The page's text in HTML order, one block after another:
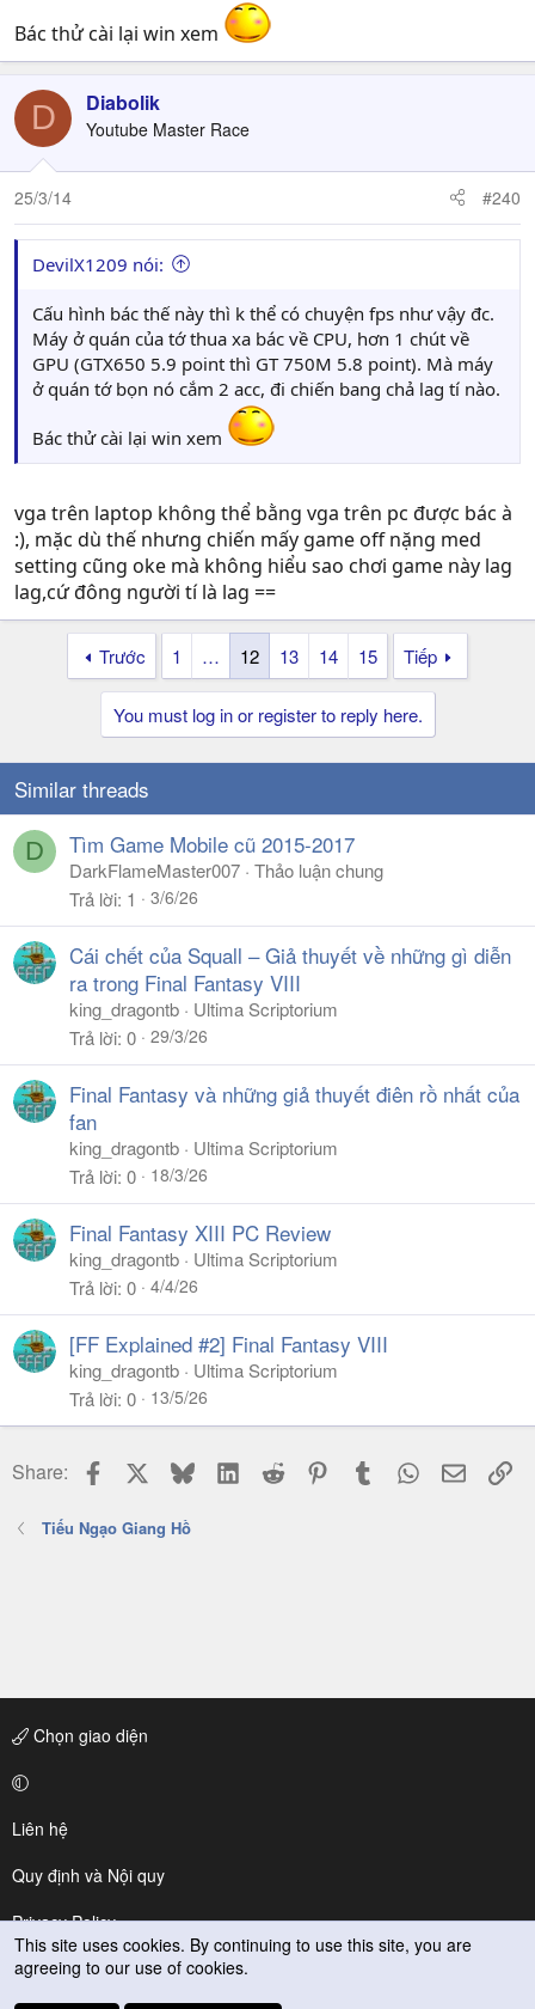
Bác thử cài lại win xem
D Diabolik
Youtube Master Race
25/3/14 #240
DevilX1209 nói:
Cấu hình bác thế này thì k thể có chuyện fps như vậy đc.
Máy ở quán của tớ thua xa bác về CPU, hơn 1 chút về
GPU (GTX650 5.9 point thì GT 750M 5.8 point). Mà máy
ở quán tớ bọn nó cắm 2 acc, đi chiến bang chả lag tí nào.
Bác thử cài lại win xem
vga trên laptop không thể bằng vga trên pc được bác à
:), mặc dù thế nhưng chiến mấy game off nặng med
setting cũng oke mà không hiểu sao chơi game này lag
lag,cứ đông người tí là lag ==
Trước 1 … 12 13 14 15 Tiếp
You must log in or register to reply here.
Similar threads
D Tìm Game Mobile cũ 2015-2017
DarkFlameMaster007 Thảo luận chung
Trả lời 1 3/6/26
Cái chết của Squall – Giả thuyết về những gì diễn
ra trong Final Fantasy VIII
king_dragontb
Ultima Scriptorium
Trả lời 0 29/3/26
Final Fantasy và những giả thuyết điên rồ nhất của
fan
king_dragontb
Ultima Scriptorium
Trả lời 0 18/3/26
Final Fantasy XIII PC Review
king_dragontb
Ultima Scriptorium
Trả lời 0 4/4/26
[FF Explained #2] Final Fantasy VIII
king_dragontb
Ultima Scriptorium
Trả lời 0 13/5/26
Share: Facebook BlueskyLinkedIn
Reddit PinterestTumblr WhatsApp
Email
Tiếu Ngạo Giang Hồ
Chọn giao diện
Liên hệ
Quy định và Nội quy
Privacy Policy
Trợ giúp
This site uses cookies. By continuing to use this site, you are
agreeing to our use of cookies.